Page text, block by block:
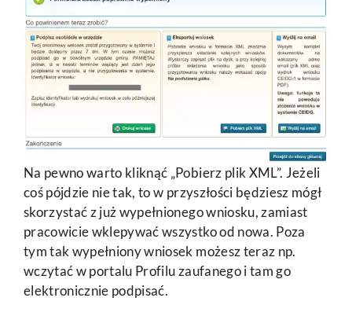
Na pewno warto kliknąć „Pobierz plik XML”. Jeżeli
coś pójdzie nie tak, to w przyszłości będziesz mógł
skorzystać z już wypełnionego wniosku, zamiast
pracowicie wklepywać wszystko od nowa. Poza
tym tak wypełniony wniosek możesz teraz np.
wczytać w portalu Profilu zaufanego i tam go
elektronicznie podpisać.